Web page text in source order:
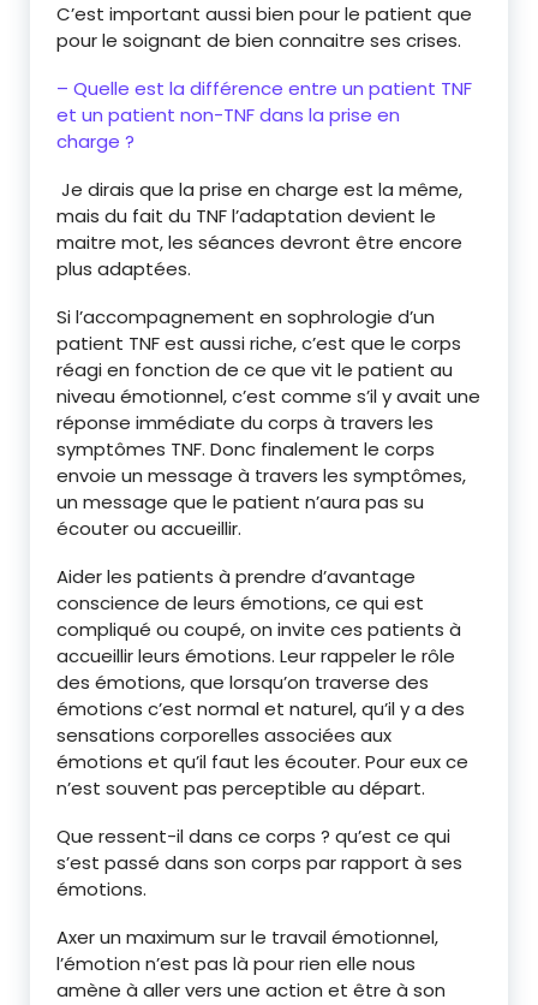
C’est important aussi bien pour le patient que
pour le soignant de bien connaitre ses crises.
– Quelle est la différence entre un patient TNF
et un patient non-TNF dans la prise en
charge ?
Je dirais que la prise en charge est la même,
mais du fait du TNF l’adaptation devient le
maitre mot, les séances devront être encore
plus adaptées.
Si l’accompagnement en sophrologie d’un
patient TNF est aussi riche, c’est que le corps
réagi en fonction de ce que vit le patient au
niveau émotionnel, c’est comme s’il y avait une
réponse immédiate du corps à travers les
symptômes TNF. Donc finalement le corps
envoie un message à travers les symptômes,
un message que le patient n’aura pas su
écouter ou accueillir.
Aider les patients à prendre d’avantage
conscience de leurs émotions, ce qui est
compliqué ou coupé, on invite ces patients à
accueillir leurs émotions. Leur rappeler le rôle
des émotions, que lorsqu’on traverse des
émotions c’est normal et naturel, qu’il y a des
sensations corporelles associées aux
émotions et qu’il faut les écouter. Pour eux ce
n’est souvent pas perceptible au départ.
Que ressent-il dans ce corps ? qu’est ce qui
s’est passé dans son corps par rapport à ses
émotions.
Axer un maximum sur le travail émotionnel,
l’émotion n’est pas là pour rien elle nous
amène à aller vers une action et être à son